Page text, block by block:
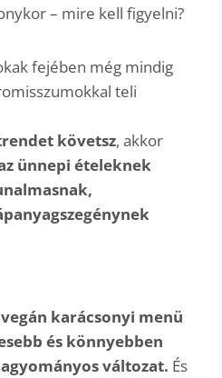
– mire kell figyelni?
fejében még mindig
teli
követsz, akkor
ünnepi ételeknek
karácsonyi menü
és könnyebben
változat. És